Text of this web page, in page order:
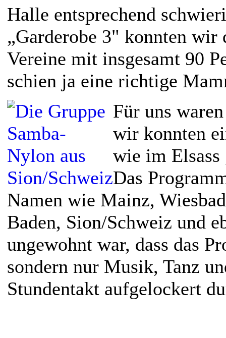
Halle entsprechend
„Garderobe 3" konnten wir
Vereine mit insgesamt 90
schien ja eine richtige
Für uns
wir konnten
wie im
Das
Namen wie Mainz,
Baden, Sion/Schweiz und
ungewohnt war, dass das
sondern nur Musik, Tanz
Stundentakt aufgelockert